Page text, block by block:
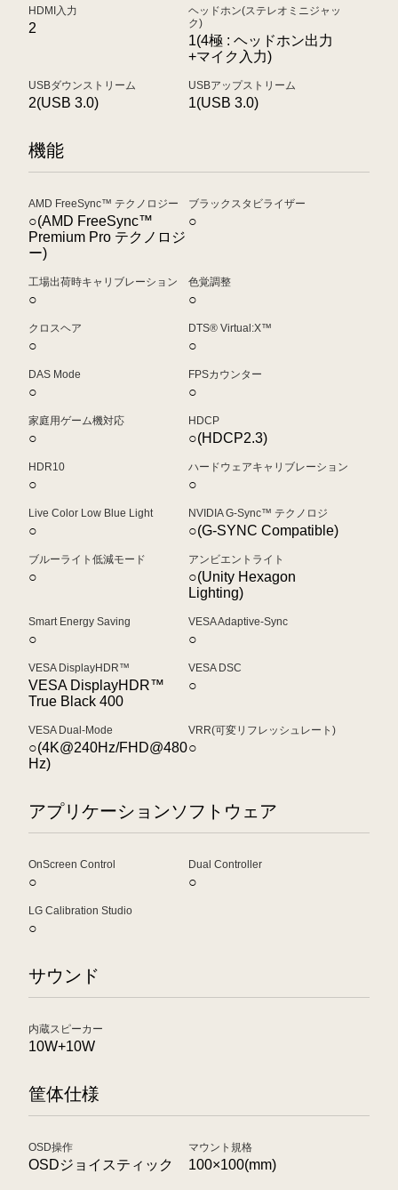
HDMI入力
2
ヘッドホン(ステレオミニジャッ
ク)
1(4極 : ヘッドホン出力
+マイク入力)
USBダウンストリーム
2(USB 3.0)
USBアップストリーム
1(USB 3.0)
機能
AMD FreeSync™ テクノロジー
○(AMD FreeSync™
Premium Pro テクノロジ
ー)
ブラックスタビライザー
○
工場出荷時キャリブレーション
○
色覚調整
○
クロスヘア
○
DTS® Virtual:X™
○
DAS Mode
○
FPSカウンター
○
家庭用ゲーム機対応
○
HDCP
○(HDCP2.3)
HDR10
○
ハードウェアキャリブレーション
○
Live Color Low Blue Light
○
NVIDIA G-Sync™ テクノロジ
○(G-SYNC Compatible)
ブルーライト低減モード
○
アンビエントライト
○(Unity Hexagon
Lighting)
Smart Energy Saving
○
VESA Adaptive-Sync
○
VESA DisplayHDR™
VESA DisplayHDR™
True Black 400
VESA DSC
○
VESA Dual-Mode
○(4K@240Hz/FHD@480
Hz)
VRR(可変リフレッシュレート)
○
アプリケーションソフトウェア
OnScreen Control
○
Dual Controller
○
LG Calibration Studio
○
サウンド
内蔵スピーカー
10W+10W
筐体仕様
OSD操作
OSDジョイスティック
マウント規格
100×100(mm)